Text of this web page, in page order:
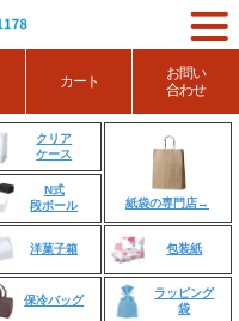
クリア
ケース
紙袋の専門店→
N式
段ボール
洋菓子箱 包装紙
保冷バッグ
ラッピング
袋
カート
お問い
合わせ